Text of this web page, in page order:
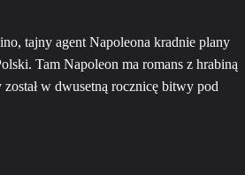
tajny agent Napoleona kradnie plany
Tam Napoleon ma romans z hrabiną
w dwusetną rocznicę bitwy pod